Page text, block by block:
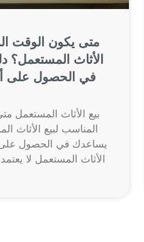
متى يكون الوقت
الأثاث المستعمل؟
في الحصول على
بيع الأثاث المستعمل
المناسب لبيع الأثاث
يساعدك في الحصول
الأثاث المستعمل لا